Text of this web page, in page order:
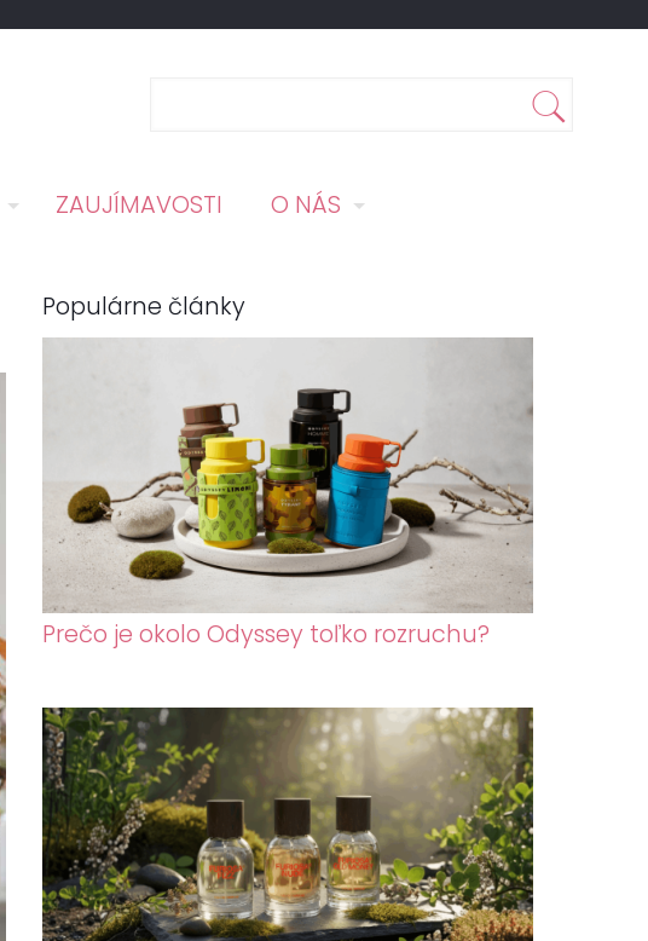
ZAUJÍMAVOSTI O NÁS
Populárne články
Prečo je okolo Odyssey toľko rozruchu?